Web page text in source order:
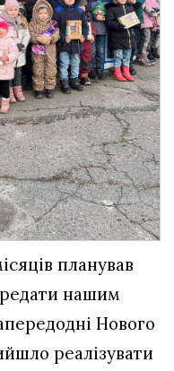
планував
нашим
Нового
реалізувати